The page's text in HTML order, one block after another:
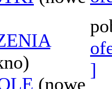
(nowe
]